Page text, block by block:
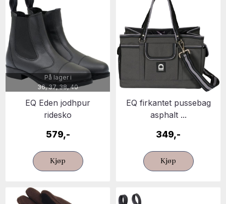
På lager i
36, 37, 38, 40
EQ Eden jodhpur
ridesko
579,-
Kjøp
EQ firkantet pussebag
asphalt ...
349,-
Kjøp